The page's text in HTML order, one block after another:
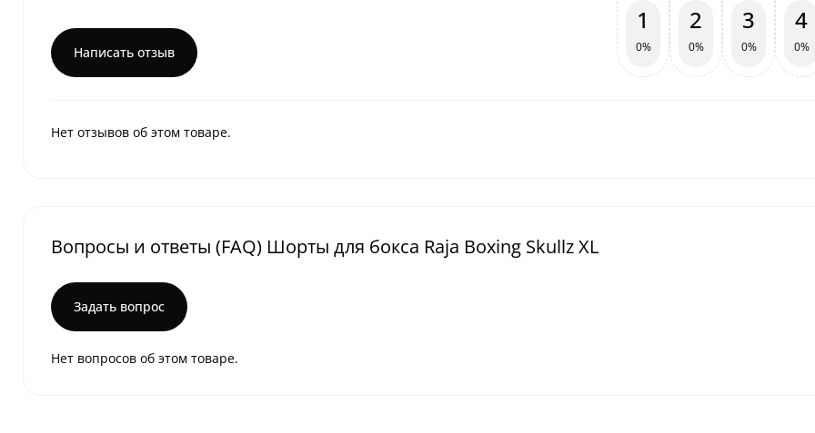
Написать отзыв
1
0%
2
0%
3
0%
4
0%
Нет отзывов об этом товаре.
Вопросы и ответы (FAQ) Шорты для бокса Raja Boxing Skullz XL
Задать вопрос
Нет вопросов об этом товаре.